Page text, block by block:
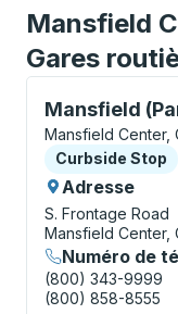
Mansfield
Gares
Mansfield
Curbside Stop,
Mansfield Center,
Curbside Stop
Curbside Stop
Adresse
S. Frontage Road
Mansfield Center,
Numéro de
(800) 343-9999
(800) 858-8555